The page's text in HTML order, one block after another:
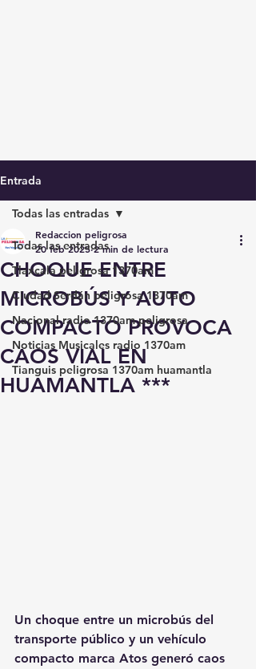
Entrada
Todas las entradas
Tlaxcala peligrosa 1370am
Ciudad Serdán peligrosa 1370am
Nacional radio 1370am peligrosa
Noticias Musicales radio 1370am
Tianguis peligrosa 1370am huamantla
Todas las entradas
CHOQUE ENTRE
MICROBÚS Y AUTO
COMPACTO PROVOCA
CAOS VIAL EN
HUAMANTLA ***
Redaccion peligrosa
20 feb 2025 2 min de lectura
Un choque entre un microbús del
transporte público y un vehículo
compacto marca Atos generó caos